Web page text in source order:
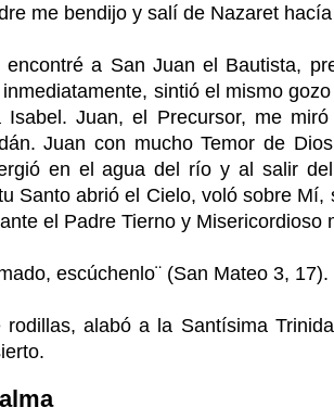
me bendijo y salí de Nazaret
a San Juan el Bautista,
sintió el mismo
Isabel. Juan, el Precursor, me
Juan con mucho Temor de
en el agua del río y al salir
Santo abrió el Cielo, voló sobre
el Padre Tierno y Misericordioso
escúchenlo¨ (San Mateo 3, 17).
rodillas, alabó a la Santísima